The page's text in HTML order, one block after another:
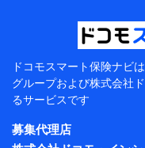
提供当事者から受
電子的・電磁的方
【共同して利用する者
当社
株式会社NTTドコ
【利用目的】
ドコモスマート保険ナビは
グループおよび株式会社
るサービスです
募集代理店